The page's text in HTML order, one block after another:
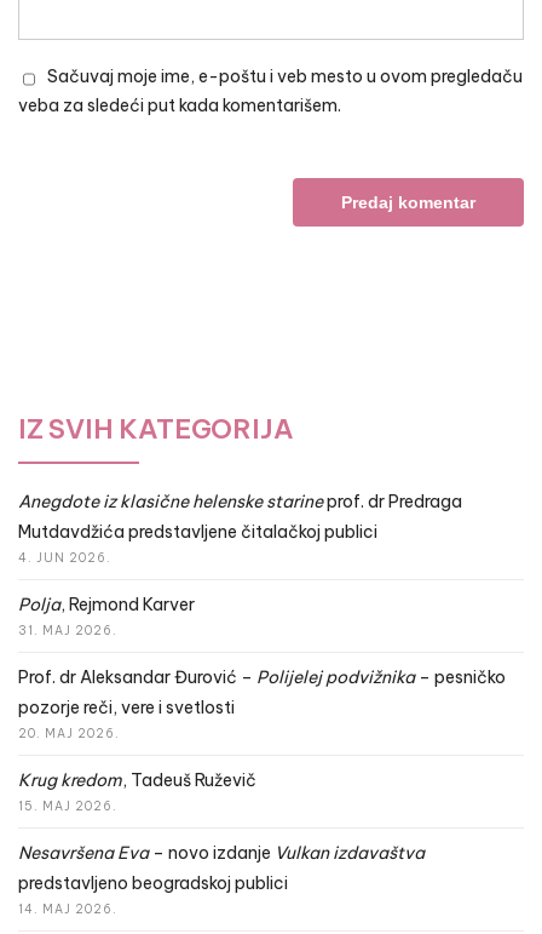
Sačuvaj moje ime, e-poštu i veb mesto u ovom pregledaču
veba za sledeći put kada komentarišem.
IZ SVIH KATEGORIJA
Anegdote iz klasične helenske starineprof. dr Predraga
Mutdavdžića predstavljene čitalačkoj publici
4. JUN 2026.
Polja, Rejmond Karver
31. MAJ 2026.
Prof. dr Aleksandar Đurović – Polijelej podvižnika– pesničko
pozorje reči, vere i svetlosti
20. MAJ 2026.
Krug kredom, Tadeuš Ruževič
15. MAJ 2026.
Nesavršena Eva– novo izdanje Vulkan izdavaštva
predstavljeno beogradskoj publici
14. MAJ 2026.